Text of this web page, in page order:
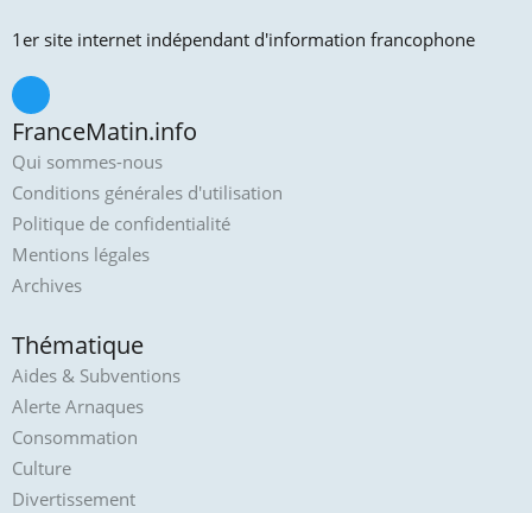
1er site internet indépendant d'information francophone
FranceMatin.info
Qui sommes-nous
Conditions générales d'utilisation
Politique de confidentialité
Mentions légales
Archives
Thématique
Aides & Subventions
Alerte Arnaques
Consommation
Culture
Divertissement